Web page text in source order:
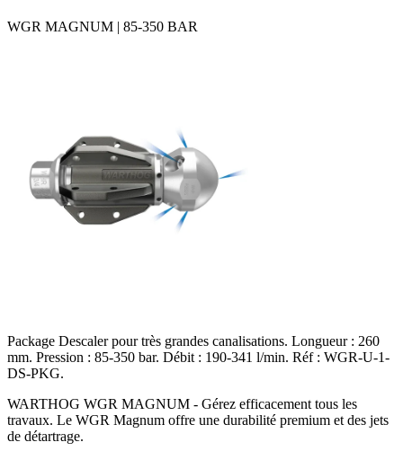
WGR MAGNUM | 85-350 BAR
Package Descaler pour très grandes canalisations. Longueur : 260
mm. Pression : 85-350 bar. Débit : 190-341 l/min. Réf : WGR-U-1-
DS-PKG.
WARTHOG WGR MAGNUM - Gérez efficacement tous les
travaux. Le WGR Magnum offre une durabilité premium et des jets
de détartrage.